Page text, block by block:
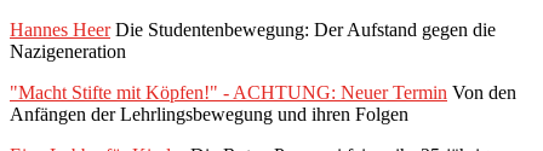
Hannes HeerDie Studentenbewegung: Der Aufstand gegen die
Nazigeneration
"Macht Stifte mit Köpfen!" - ACHTUNG: Neuer Termin Von den
Anfängen der Lehrlingsbewegung und ihren Folgen